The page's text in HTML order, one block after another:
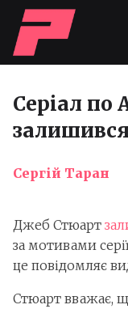
Серіал по
Сергій Таран
Джеб Стюарт
за мотивами
це повідомляє
Стюарт вважає,